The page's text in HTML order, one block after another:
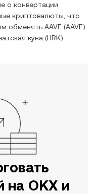
о конвертации
криптовалюты, что
обменять AAVE (AAVE)
куна (HRK).
на OKX и